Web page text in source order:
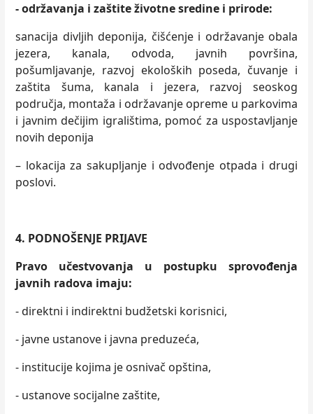
-održavanja i zaštite životne sredine i prirode:
sanacija divljih deponija, čišćenje i održavanje obala
jezera, kanala, odvoda, javnih površina,
pošumljavanje, razvoj ekoloških poseda, čuvanje i
zaštita šuma, kanala i jezera, razvoj seoskog
područja, montaža i održavanje opreme u parkovima
i javnim dečijim igralištima, pomoć za uspostavljanje
novih deponija
– lokacija za sakupljanje i odvođenje otpada i drugi
poslovi.
4. PODNOŠENJE PRIJAVE
Pravo učestvovanja u postupku sprovođenja
javnih radova imaju:
- direktni i indirektni budžetski korisnici,
- javne ustanove i javna preduzeća,
- institucije kojima je osnivač opština,
- ustanove socijalne zaštite,